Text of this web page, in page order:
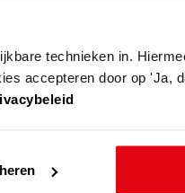
technieken in.
accepteren door op 'Ja,